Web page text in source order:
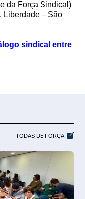
da Força Sindical)
Liberdade – São
sindical entre
TODAS DE FORÇA